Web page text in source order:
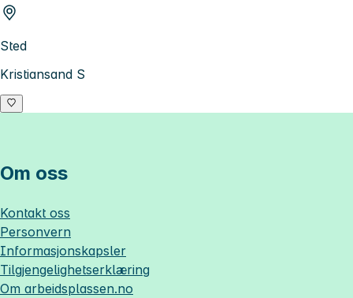
Sted
Kristiansand S
Om oss
Kontakt oss
Personvern
Informasjonskapsler
Tilgjengelighetserklæring
Om arbeidsplassen.no